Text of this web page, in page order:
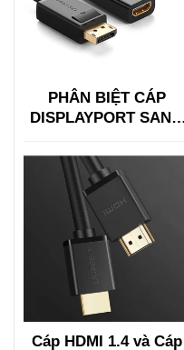
PHÂN BIỆT CÁP
DISPLAYPORT SANG
DISPLAYPORT
Cáp HDMI 1.4 và Cáp